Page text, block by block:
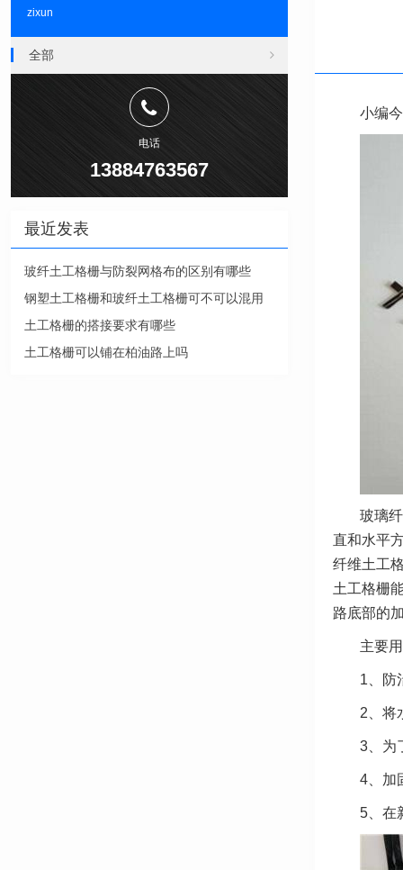
小编
玻璃
直和水平
纤维土工
土工格栅
路底部的
主要
1、防
2、将
3、为
4、加
5、在
zixun
全部
电话
13884763567
最近发表
玻纤土工格栅与防裂网格布的区别有哪些
钢塑土工格栅和玻纤土工格栅可不可以混用
土工格栅的搭接要求有哪些
土工格栅可以铺在柏油路上吗